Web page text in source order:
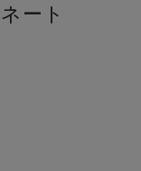
ート